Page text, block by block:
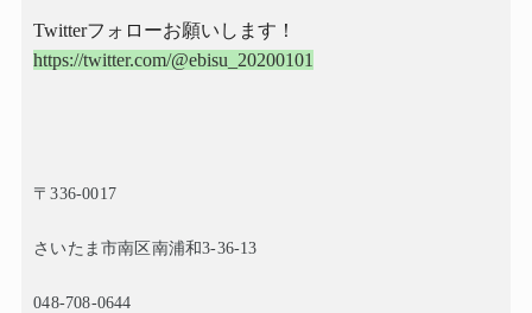
Twitterフォローお願いします！
https://twitter.com/@ebisu_20200101
〒336-0017
さいたま市南区南浦和3-36-13
048-708-0644